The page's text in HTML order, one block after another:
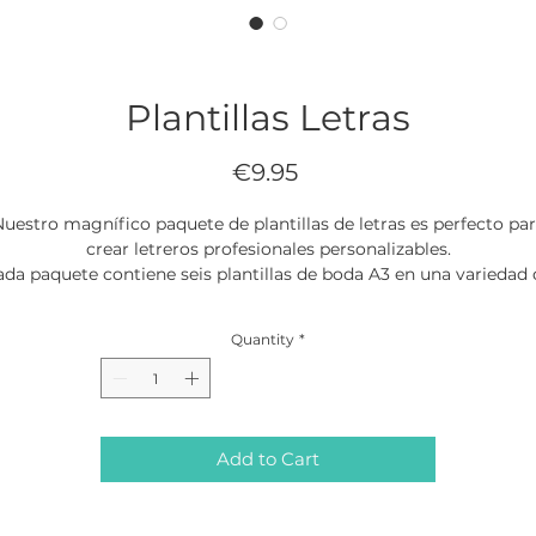
Plantillas Letras
€9.95Price
magnífico paquete de plantillas de letras es perfecto
crear letreros profesionales personalizables.
paquete contiene seis plantillas de boda A3 en una variedad
Quantity *
Add to Cart